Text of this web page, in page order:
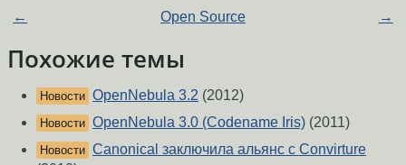
← Open Source →
Похожие темы
Новости OpenNebula 3.2 (2012)
Новости OpenNebula 3.0 (Codename Iris) (2011)
Новости Canonical заключила альянс с Convirture